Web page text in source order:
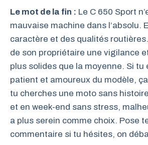
Le mot de la fin : Le C 650 Sport
mauvaise machine dans l’absolu.
caractère et des qualités
de son propriétaire une vigilance
plus solides que la moyenne. Si tu
patient et amoureux du modèle,
tu cherches une moto sans
et en week-end sans stress,
a plus serein comme choix. Pose
commentaire si tu hésites, on